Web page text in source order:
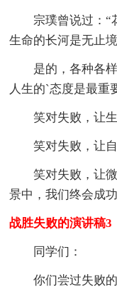
宗璞曾说过：“
生命的长河是无止境
是的，各种各
人生的`态度是最重
笑对失败，让
笑对失败，让
笑对失败，让
景中，我们终会成功
战胜失败的演讲稿3
同学们：
你们尝过失败